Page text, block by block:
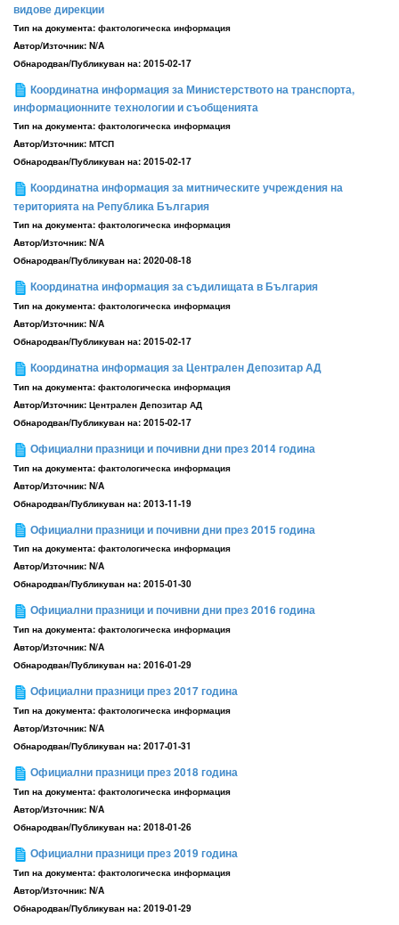
видове дирекции
Тип на документа: фактологическа информация
Aвтор/Източник: N/A
Обнародван/Публикуван на: 2015-02-17
Координатна информация за Министерството на транспорта,
информационните технологии и съобщенията
Тип на документа: фактологическа информация
Aвтор/Източник: МТСП
Обнародван/Публикуван на: 2015-02-17
Координатна информация за митническите учреждения на
територията на Република България
Тип на документа: фактологическа информация
Aвтор/Източник: N/A
Обнародван/Публикуван на: 2020-08-18
Координатна информация за съдилищата в България
Тип на документа: фактологическа информация
Aвтор/Източник: N/A
Обнародван/Публикуван на: 2015-02-17
Координатна информация за Централен Депозитар АД
Тип на документа: фактологическа информация
Aвтор/Източник: Централен Депозитар АД
Обнародван/Публикуван на: 2015-02-17
Официални празници и почивни дни през 2014 година
Тип на документа: фактологическа информация
Aвтор/Източник: N/A
Обнародван/Публикуван на: 2013-11-19
Официални празници и почивни дни през 2015 година
Тип на документа: фактологическа информация
Aвтор/Източник: N/A
Обнародван/Публикуван на: 2015-01-30
Официални празници и почивни дни през 2016 година
Тип на документа: фактологическа информация
Aвтор/Източник: N/A
Обнародван/Публикуван на: 2016-01-29
Официални празници през 2017 година
Тип на документа: фактологическа информация
Aвтор/Източник: N/A
Обнародван/Публикуван на: 2017-01-31
Официални празници през 2018 година
Тип на документа: фактологическа информация
Aвтор/Източник: N/A
Обнародван/Публикуван на: 2018-01-26
Официални празници през 2019 година
Тип на документа: фактологическа информация
Aвтор/Източник: N/A
Обнародван/Публикуван на: 2019-01-29